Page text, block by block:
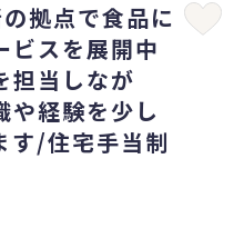
拠点で食品に
ビスを展開中
担当しなが
や経験を少し
す/住宅手当制